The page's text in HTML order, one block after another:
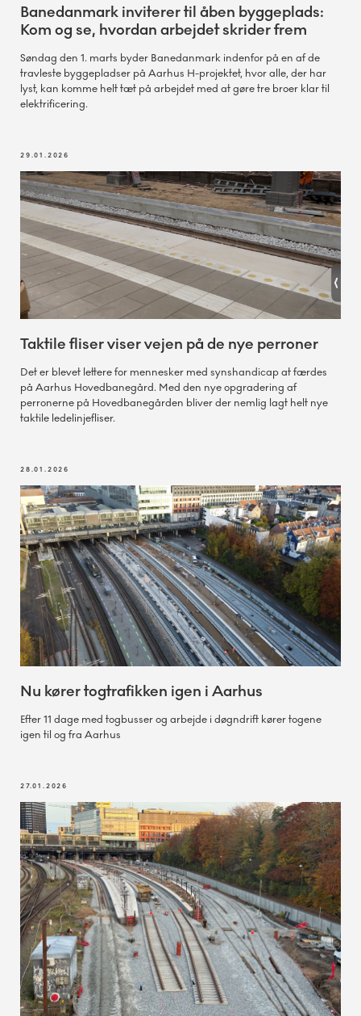
Banedanmark inviterer til åben byggeplads:
Kom og se, hvordan arbejdet skrider frem
Søndag den 1. marts byder Banedanmark indenfor på en af de
travleste byggepladser på Aarhus H-projektet, hvor alle, der har
lyst, kan komme helt tæt på arbejdet med at gøre tre broer klar til
elektrificering.
29.01.2026
Taktile fliser viser vejen på de nye perroner
Det er blevet lettere for mennesker med synshandicap at færdes
på Aarhus Hovedbanegård. Med den nye opgradering af
perronerne på Hovedbanegården bliver der nemlig lagt helt nye
taktile ledelinjefliser.
28.01.2026
Nu kører togtrafikken igen i Aarhus
Efter 11 dage med togbusser og arbejde i døgndrift kører togene
igen til og fra Aarhus
27.01.2026